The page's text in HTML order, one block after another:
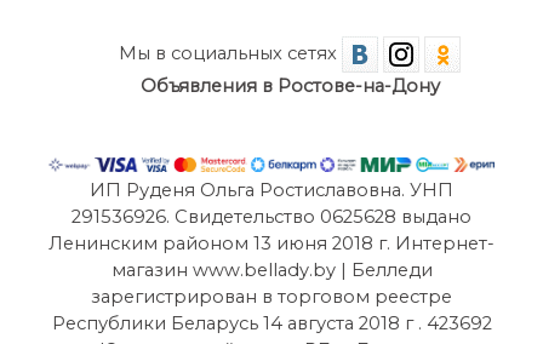
Мы в социальных сетях
Объявления в Ростове-на-Дону
ИП Руденя Ольга Ростиславовна. УНП
291536926. Свидетельство 0625628 выдано
Ленинским районом 13 июня 2018 г. Интернет-
магазин www.bellady.by | Белледи
зарегистрирован в торговом реестре
Республики Беларусь 14 августа 2018 г . 423692